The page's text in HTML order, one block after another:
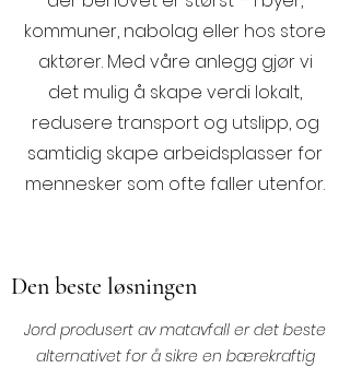
kommuner, nabolag eller hos store
aktører. Med våre anlegg gjør vi
det mulig å skape verdi lokalt,
redusere transport og utslipp, og
samtidig skape arbeidsplasser for
mennesker som ofte faller utenfor.
Den beste løsningen
Jord produsert av matavfall er det beste
alternativet for å sikre en bærekraftig